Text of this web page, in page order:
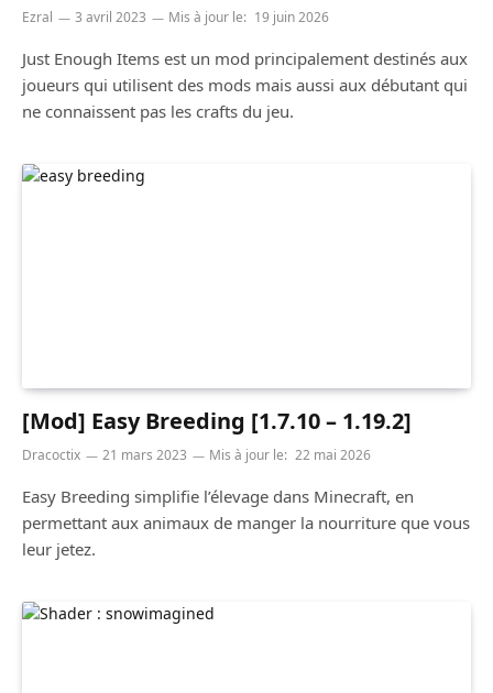
Ezral 3 avril 2023 Mis à jour le: 19 juin 2026
Just Enough Items est un mod principalement destinés aux
joueurs qui utilisent des mods mais aussi aux débutant qui
ne connaissent pas les crafts du jeu.
[Mod] Easy Breeding [1.7.10 – 1.19.2]
Dracoctix 21 mars 2023 Mis à jour le: 22 mai 2026
Easy Breeding simplifie l’élevage dans Minecraft, en
permettant aux animaux de manger la nourriture que vous
leur jetez.